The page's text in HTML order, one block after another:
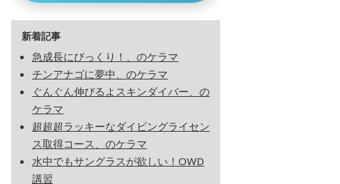
新着記事
急成長にびっくり！、のケラマ
チンアナゴに夢中、のケラマ
ぐんぐん伸びるよスキンダイバー、の
ケラマ
超超超ラッキーなダイビングライセン
ス取得コース、のケラマ
水中でもサングラスが欲しい！OWD
講習